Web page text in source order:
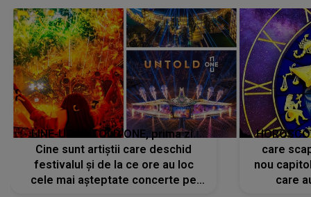
LINE-UP UNTOLD ONE, prima zi.
Cine sunt artiștii care deschid
festivalul și de la ce ore au loc
cele mai așteptate concerte pe
care
nou
care